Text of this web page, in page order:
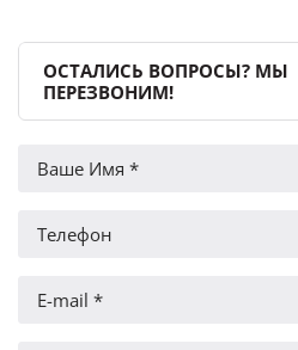
ОСТАЛИСЬ ВОПРОСЫ? МЫ
ПЕРЕЗВОНИМ!